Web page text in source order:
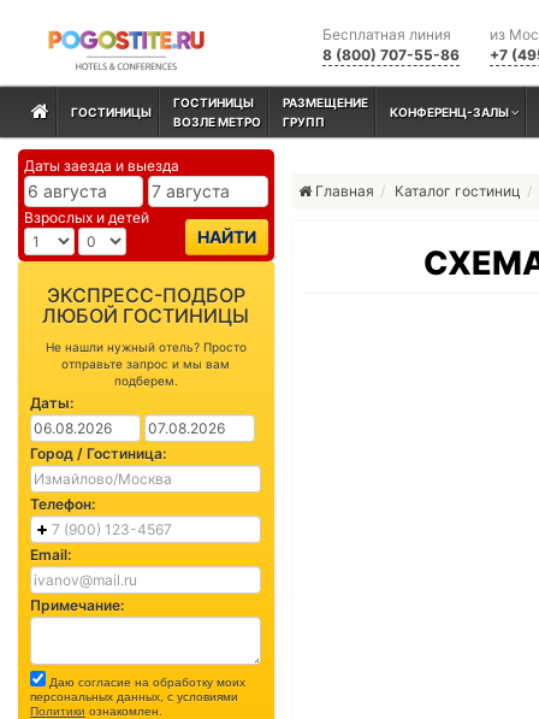
из
+7
Бесплатная линия
8 (800) 707-55-86
ГОСТИНИЦЫ
ГОСТИНИЦЫ
ВОЗЛЕ МЕТРО
РАЗМЕЩЕНИЕ
ГРУПП
КОНФЕРЕНЦ-ЗАЛЫ
Даты заезда и выезда
Взрослых и детей
НАЙТИ
ЭКСПРЕСС-ПОДБОР
ЛЮБОЙ ГОСТИНИЦЫ
Не нашли нужный отель? Просто
отправьте запрос и мы вам
подберем.
Даты:
Город / Гостиница:
Телефон:
Email:
Примечание:
Даю согласие на обработку моих
персональных данных, с условиями
Политики ознакомлен.
Главная Каталог гостиниц